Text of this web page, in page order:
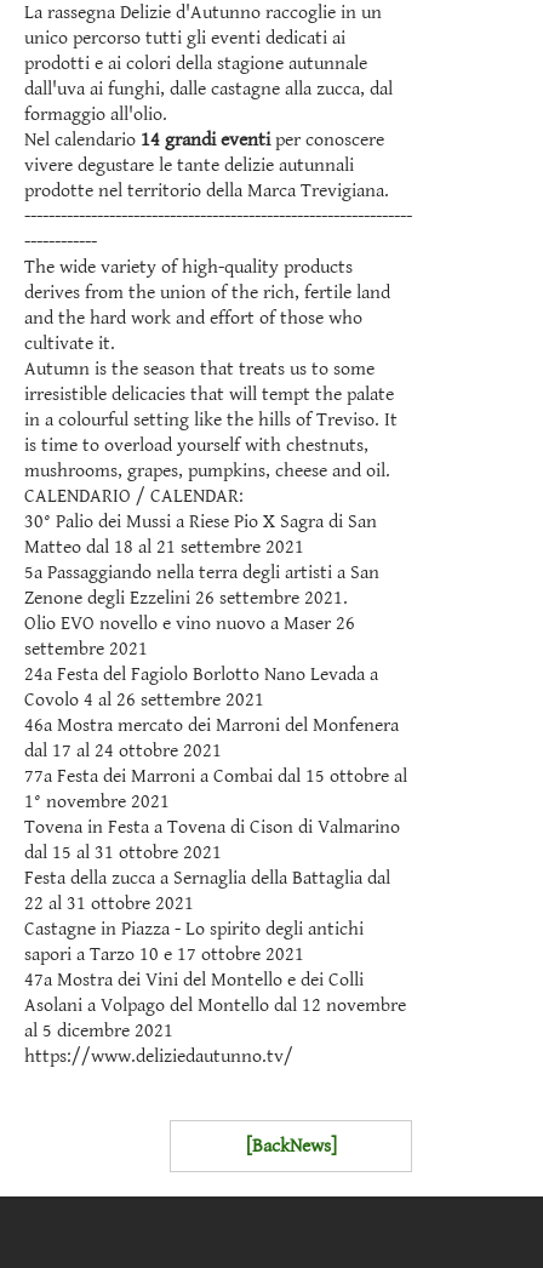
La rassegna Delizie d'Autunno raccoglie in un
unico percorso tutti gli eventi dedicati ai
prodotti e ai colori della stagione autunnale
dall'uva ai funghi, dalle castagne alla zucca, dal
formaggio all'olio.
Nel calendario 14 grandi eventiper conoscere
vivere degustare le tante delizie autunnali
prodotte nel territorio della Marca Trevigiana.
----------------------------------------------------------------
------------
The wide variety of high-quality products
derives from the union of the rich, fertile land
and the hard work and effort of those who
cultivate it.
Autumn is the season that treats us to some
irresistible delicacies that will tempt the palate
in a colourful setting like the hills of Treviso. It
is time to overload yourself with chestnuts,
mushrooms, grapes, pumpkins, cheese and oil.
CALENDARIO / CALENDAR:
30° Palio dei Mussi a Riese Pio X Sagra di San
Matteo dal 18 al 21 settembre 2021
5a Passaggiando nella terra degli artisti a San
Zenone degli Ezzelini 26 settembre 2021.
Olio EVO novello e vino nuovo a Maser 26
settembre 2021
24a Festa del Fagiolo Borlotto Nano Levada a
Covolo 4 al 26 settembre 2021
46a Mostra mercato dei Marroni del Monfenera
dal 17 al 24 ottobre 2021
77a Festa dei Marroni a Combai dal 15 ottobre al
1° novembre 2021
Tovena in Festa a Tovena di Cison di Valmarino
dal 15 al 31 ottobre 2021
Festa della zucca a Sernaglia della Battaglia dal
22 al 31 ottobre 2021
Castagne in Piazza - Lo spirito degli antichi
sapori a Tarzo 10 e 17 ottobre 2021
47a Mostra dei Vini del Montello e dei Colli
Asolani a Volpago del Montello dal 12 novembre
al 5 dicembre 2021
https://www.deliziedautunno.tv/
[BackNews]